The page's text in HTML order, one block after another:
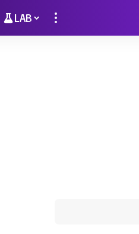
LAB